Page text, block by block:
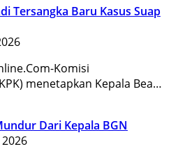
Tersangka Baru Kasus Suap
Komisi
menetapkan Kepala Bea…
Dari Kepala BGN
2026